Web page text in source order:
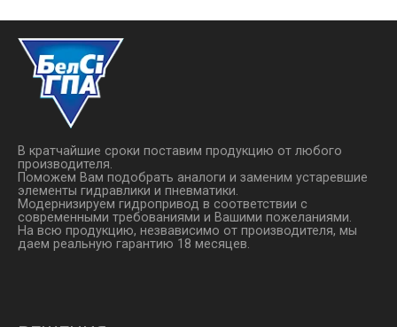
В кратчайшие сроки поставим продукцию от любого
производителя.
Поможем Вам подобрать аналоги и заменим устаревшие
элементы гидравлики и пневматики.
Модернизируем гидропривод в соответствии с
современными требованиями и Вашими пожеланиями.
На всю продукцию, незвависимо от производителя, мы
даем реальную гарантию 18 месяцев.